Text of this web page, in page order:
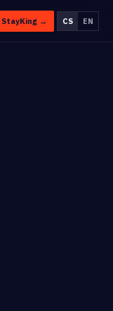
StayKing → CS EN